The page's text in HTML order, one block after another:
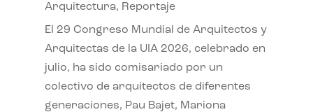
Arquitectura, Reportaje
El 29 Congreso Mundial de Arquitectos y
Arquitectas de la UIA 2026, celebrado en
julio, ha sido comisariado por un
colectivo de arquitectos de diferentes
generaciones, Pau Bajet, Mariona